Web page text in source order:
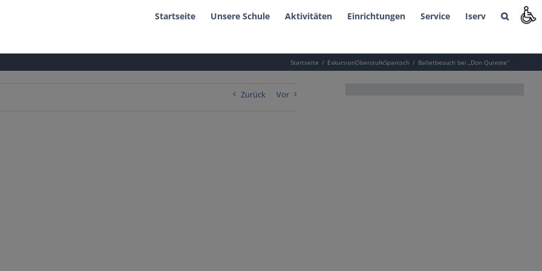
Startseite Unsere Schule Aktivitäten Einrichtungen Service Iserv
Startseite ExkursionOberstufeSpanisch Balletbesuch bei „Don Quixote“
Zurück Vor